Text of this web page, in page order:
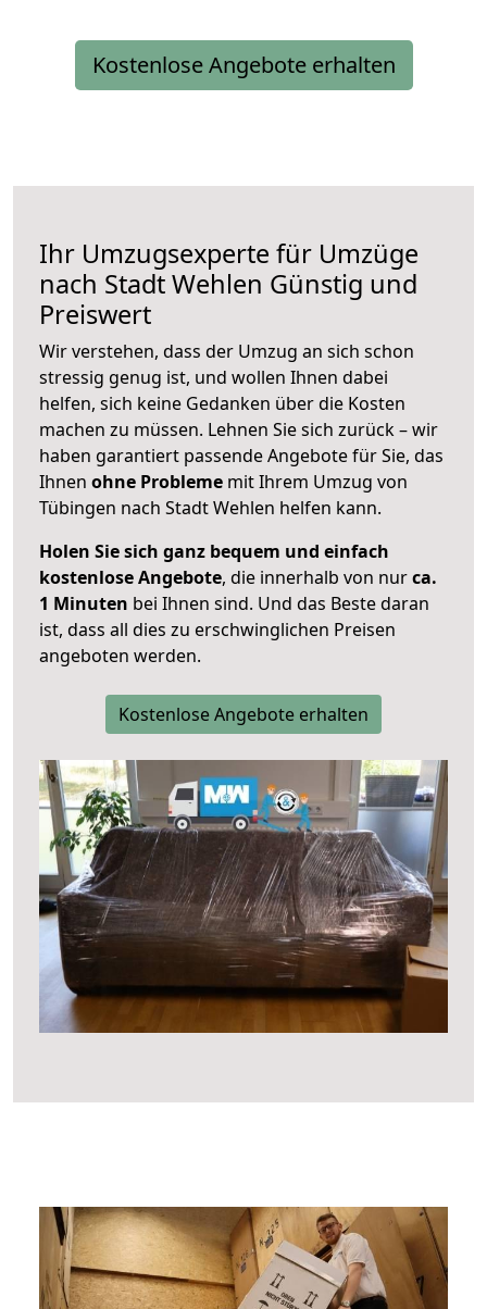
Kostenlose Angebote erhalten
Ihr Umzugsexperte für Umzüge
nach Stadt Wehlen Günstig und
Preiswert
Wir verstehen, dass der Umzug an sich schon
stressig genug ist, und wollen Ihnen dabei
helfen, sich keine Gedanken über die Kosten
machen zu müssen. Lehnen Sie sich zurück – wir
haben garantiert passende Angebote für Sie, das
Ihnen ohne Probleme mit Ihrem Umzug von
Tübingen nach Stadt Wehlen helfen kann.
Holen Sie sich ganz bequem und einfach
kostenlose Angebote, die innerhalb von nurca.
1 Minuten bei Ihnen sind. Und das Beste daran
ist, dass all dies zu erschwinglichen Preisen
angeboten werden.
Kostenlose Angebote erhalten